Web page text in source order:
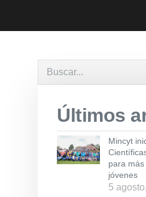
Últimos
Mincyt
para
jóvenes
5